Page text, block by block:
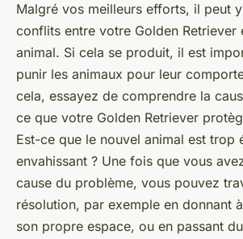
Malgré vos meilleurs efforts, il peut
conflits entre votre Golden Retriever
animal. Si cela se produit, il est
punir les animaux pour leur
cela, essayez de comprendre la
ce que votre Golden Retriever
Est-ce que le nouvel animal est trop
envahissant ? Une fois que vous
cause du problème, vous pouvez
résolution, par exemple en donnant
son propre espace, ou en passant